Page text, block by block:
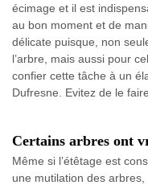
écimage et il est
au bon moment et de
délicate puisque, non
l’arbre, mais aussi pour
confier cette tâche à un
Dufresne. Evitez de le
Certains arbres ont
Même si l’étêtage est
une mutilation des